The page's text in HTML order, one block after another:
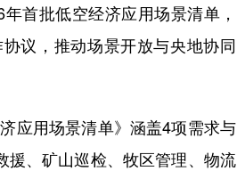
件 金融 汽车
首批低空经济应用场景清单，
议，推动场景开放与央地协同
用场景清单》涵盖4项需求与
援、矿山巡检、牧区管理、物流